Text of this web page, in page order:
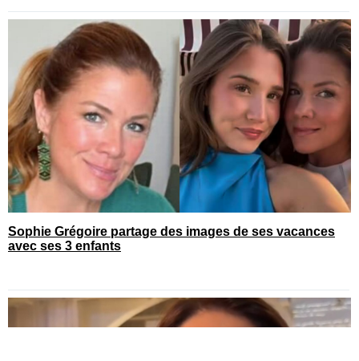
Sophie Grégoire partage des images de ses vacances
avec ses 3 enfants